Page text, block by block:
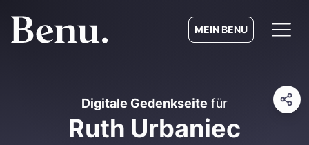
MEIN BENU
Digitale Gedenkseite für
Ruth Urbaniec